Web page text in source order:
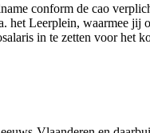
conform de cao
Leerplein, waarmee jij
in te zetten voor het